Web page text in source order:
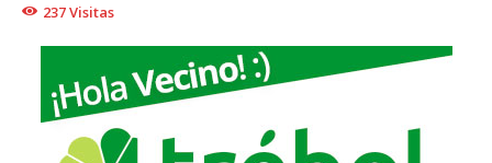
237Visitas